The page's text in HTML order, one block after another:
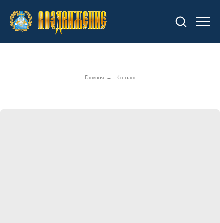
Главная → Каталог